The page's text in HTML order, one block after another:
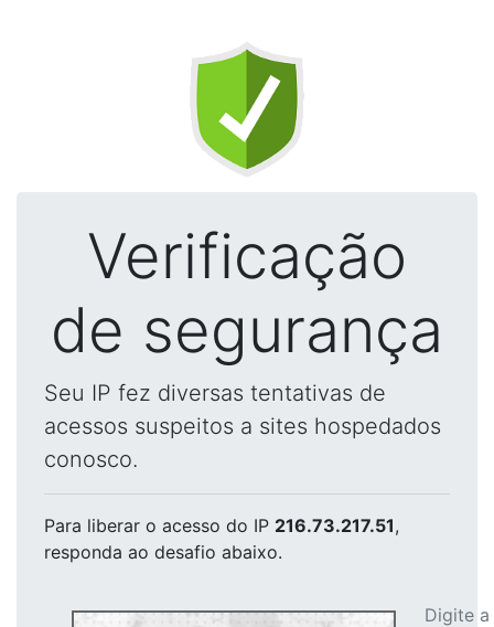
Verificação
de segurança
Seu IP fez diversas tentativas de
acessos suspeitos a sites hospedados
conosco.
Para liberar o acesso do IP 216.73.217.51,
responda ao desafio abaixo.
Digite